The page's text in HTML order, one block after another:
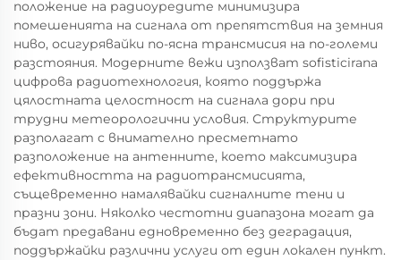
положение на радиоуредите минимизира
помешенията на сигнала от препятствия на земния
ниво, осигурявайки по-ясна трансмисия на по-големи
разстояния. Модерните вежи използват sofisticirana
цифрова радиотехнология, която поддържа
цялостната целостност на сигнала дори при
трудни метеорологични условия. Структурите
разполагат с внимателно пресметнато
разположение на антенните, което максимизира
ефективността на радиотрансмисията,
същевременно намалявайки сигналните тени и
празни зони. Няколко честотни диапазона могат да
бъдат предавани едновременно без деградация,
поддържайки различни услуги от един локален пункт.